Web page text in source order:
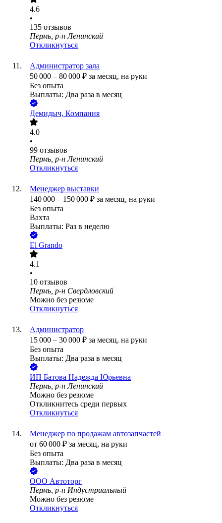
4.6
•
135 отзывов
Пермь, р-н Ленинский
Откликнуться
Администратор зала
50 000 – 80 000 ₽ за месяц, на руки
Без опыта
Выплаты: Два раза в месяц
Демидыч, Компания
4.0
•
99 отзывов
Пермь, р-н Ленинский
Откликнуться
Менеджер выставки
140 000 – 150 000 ₽ за месяц, на руки
Без опыта
Вахта
Выплаты: Раз в неделю
El Grando
4.1
•
10 отзывов
Пермь, р-н Свердловский
Можно без резюме
Откликнуться
Администратор
15 000 – 30 000 ₽ за месяц, на руки
Без опыта
Выплаты: Два раза в месяц
ИП Батова Надежда Юрьевна
Пермь, р-н Ленинский
Можно без резюме
Откликнитесь среди первых
Откликнуться
Менеджер по продажам автозапчастей
от 60 000 ₽ за месяц, на руки
Без опыта
Выплаты: Два раза в месяц
ООО Автоторг
Пермь, р-н Индустриальный
Можно без резюме
Откликнуться